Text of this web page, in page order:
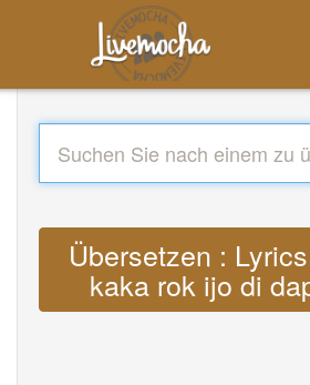
Übersetzen :
kaka rok ijo di